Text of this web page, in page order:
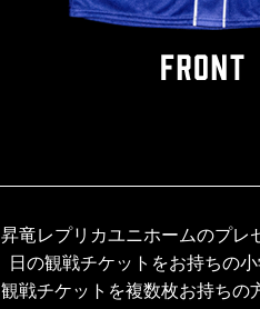
昇竜レプリカユニホームのプ
日の観戦チケットをお持ちの
観戦チケットを複数枚お持ち